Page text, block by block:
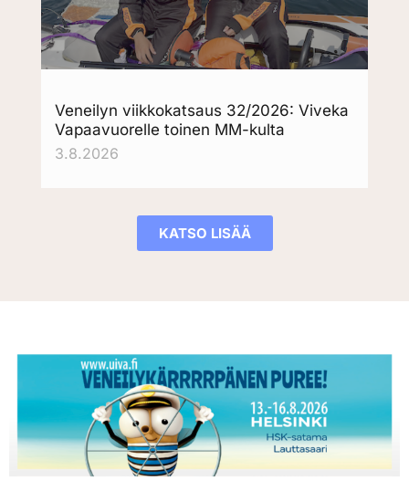
Veneilyn viikkokatsaus 32/2026: Viveka
Vapaavuorelle toinen MM-kulta
3.8.2026
KATSO LISÄÄ